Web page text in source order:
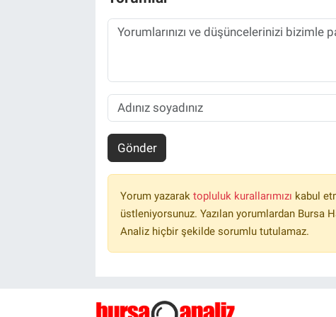
Gönder
Yorum yazarak topluluk kurallarımızı kabul
üstleniyorsunuz. Yazılan yorumlardan Bursa
Analiz hiçbir şekilde sorumlu tutulamaz.